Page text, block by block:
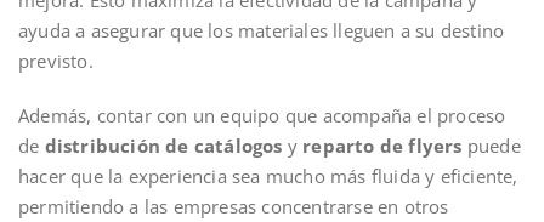
ayuda a asegurar que los materiales lleguen a su destino
previsto.
Además, contar con un equipo que acompaña el proceso
de distribución de catálogos y reparto de flyers puede
hacer que la experiencia sea mucho más fluida y eficiente,
permitiendo a las empresas concentrarse en otros